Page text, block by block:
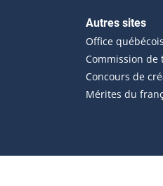
Autres sites
Office
Commission de
Concours de
Mérites du